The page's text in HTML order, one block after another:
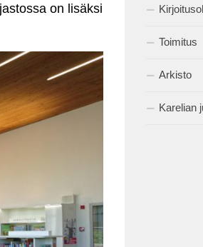
on lisäksi
Toimitus
Arkisto
Karelian